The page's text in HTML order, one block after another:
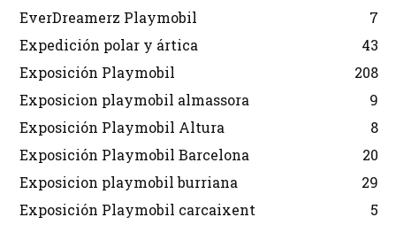
EverDreamerz Playmobil
7
Expedición polar y ártica
43
Exposición Playmobil
208
Exposicion playmobil almassora
9
Exposición Playmobil Altura
8
Exposición Playmobil Barcelona
20
Exposicion playmobil burriana
29
Exposición Playmobil carcaixent
5